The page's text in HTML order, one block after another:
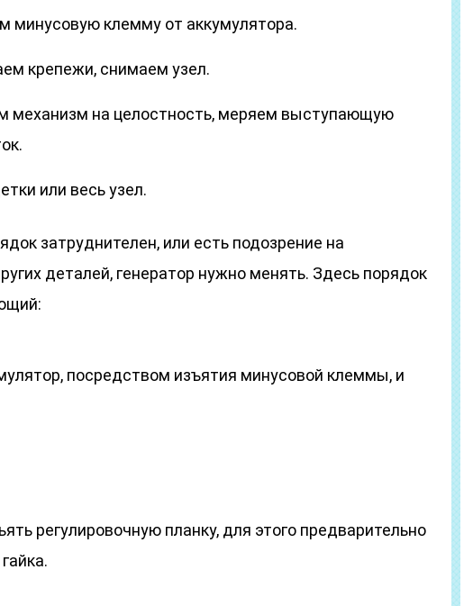
минусовую клемму от аккумулятора.
крепежи, снимаем узел.
механизм на целостность, меряем выступающую
или весь узел.
затруднителен, или есть подозрение на
деталей, генератор нужно менять. Здесь порядок
посредством изъятия минусовой клеммы, и
регулировочную планку, для этого предварительно